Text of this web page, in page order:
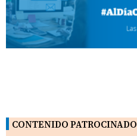
CONTENIDO PATROCINADO